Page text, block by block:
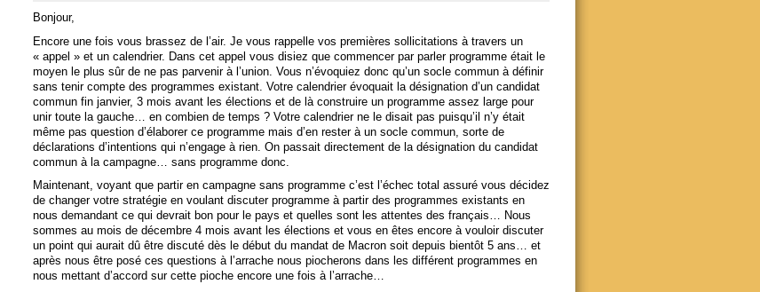
Bonjour,
Encore une fois vous brassez de l’air. Je vous rappelle vos premières sollicitations à travers un
« appel » et un calendrier. Dans cet appel vous disiez que commencer par parler programme était le
moyen le plus sûr de ne pas parvenir à l’union. Vous n’évoquiez donc qu’un socle commun à définir
sans tenir compte des programmes existant. Votre calendrier évoquait la désignation d’un candidat
commun fin janvier, 3 mois avant les élections et de là construire un programme assez large pour
unir toute la gauche… en combien de temps ? Votre calendrier ne le disait pas puisqu’il n’y était
même pas question d’élaborer ce programme mais d’en rester à un socle commun, sorte de
déclarations d’intentions qui n’engage à rien. On passait directement de la désignation du candidat
commun à la campagne… sans programme donc.
Maintenant, voyant que partir en campagne sans programme c’est l’échec total assuré vous décidez
de changer votre stratégie en voulant discuter programme à partir des programmes existants en
nous demandant ce qui devrait bon pour le pays et quelles sont les attentes des français… Nous
sommes au mois de décembre 4 mois avant les élections et vous en êtes encore à vouloir discuter
un point qui aurait dû être discuté dès le début du mandat de Macron soit depuis bientôt 5 ans… et
après nous être posé ces questions à l’arrache nous piocherons dans les différent programmes en
nous mettant d’accord sur cette pioche encore une fois à l’arrache…